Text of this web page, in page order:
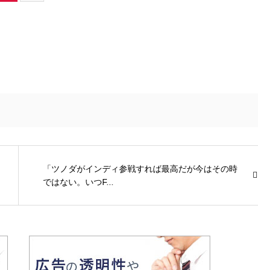
「ツノダがインディ参戦すれば最高だが今はその時
ではない。いつF...